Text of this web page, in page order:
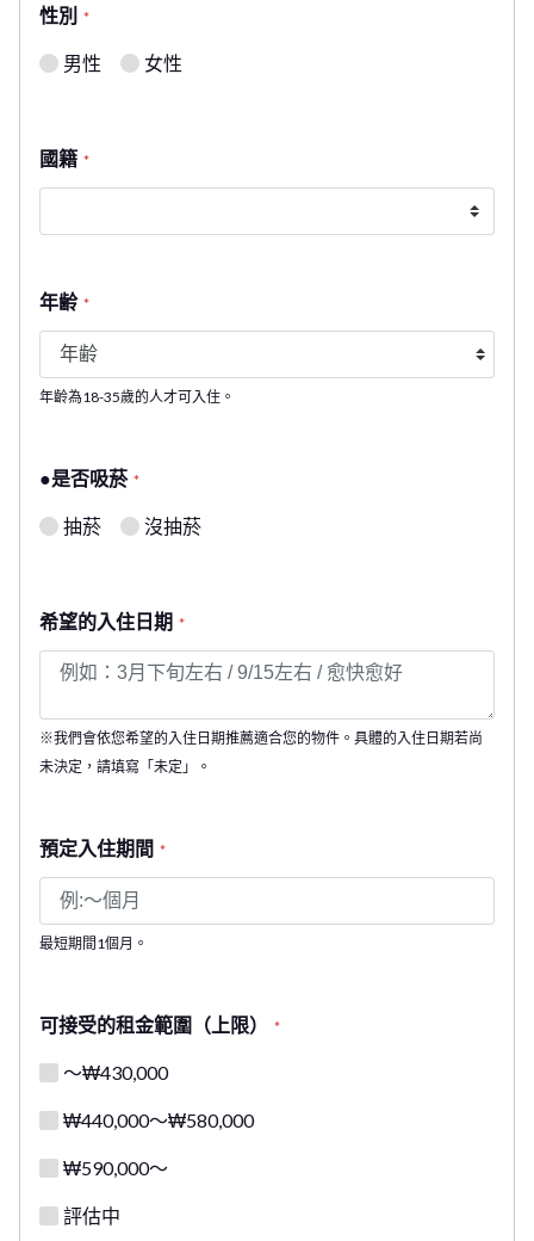
性別 *
男性 女性
國籍 *
年齢 *
年齡為18-35歲的人才可入住。
●是否吸菸 *
抽菸 沒抽菸
希望的入住日期 *
※我們會依您希望的入住日期推薦適合您的物件。具體的入住日期若尚
未決定，請填寫「未定」。
預定入住期間 *
最短期間1個月。
可接受的租金範圍（上限） *
～₩430,000
₩440,000～₩580,000
₩590,000～
評估中